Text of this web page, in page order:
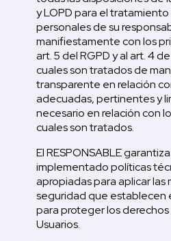
y LOPD para el
personales de su
manifiestamente con los
art. 5 del RGPD y al art. 4
cuales son tratados de
transparente en relación
adecuadas, pertinentes y
necesario en relación con
cuales son tratados.
El RESPONSABLE
implementado políticas
apropiadas para aplicar las
seguridad que establecen
para proteger los
Usuarios.